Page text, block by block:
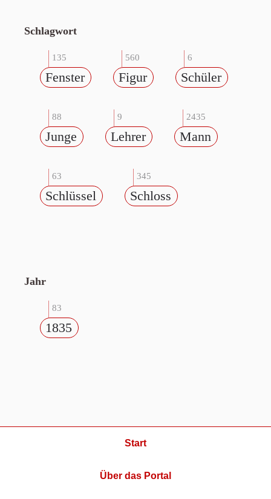
Schlagwort
135
Fenster
560
Figur
6
Schüler
88
Junge
9
Lehrer
2435
Mann
63
Schlüssel
345
Schloss
Jahr
83
1835
Start
Über das Portal